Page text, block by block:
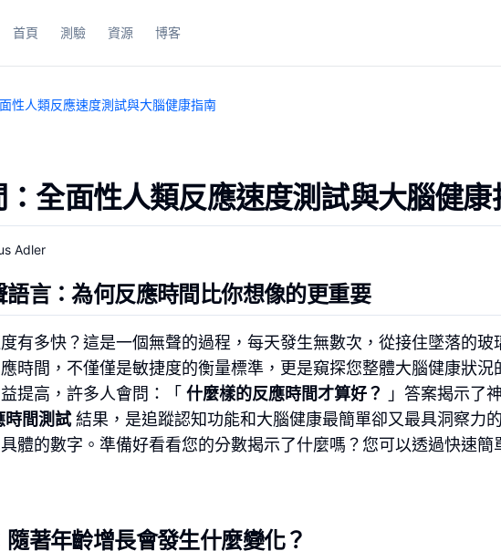
首頁 測驗 資源 博客
性人類反應速度測試與大腦健康指南
全面性人類反應速度測試與大腦健康
Adler
語言：為何反應時間比你想像的更重要
有多快？這是一個無聲的過程，每天發生無數次，從接住墜落的玻
時間，不僅僅是敏捷度的衡量標準，更是窺探您整體大腦健康狀況
提高，許多人會問：「 什麼樣的反應時間才算好？
」答案揭示了
時間測試 結果，是追蹤認知功能和大腦健康最簡單卻又最具洞察力
體的數字。準備好看看您的分數揭示了什麼嗎？您可以透過快速簡
隨著年齡增長會發生什麼變化？